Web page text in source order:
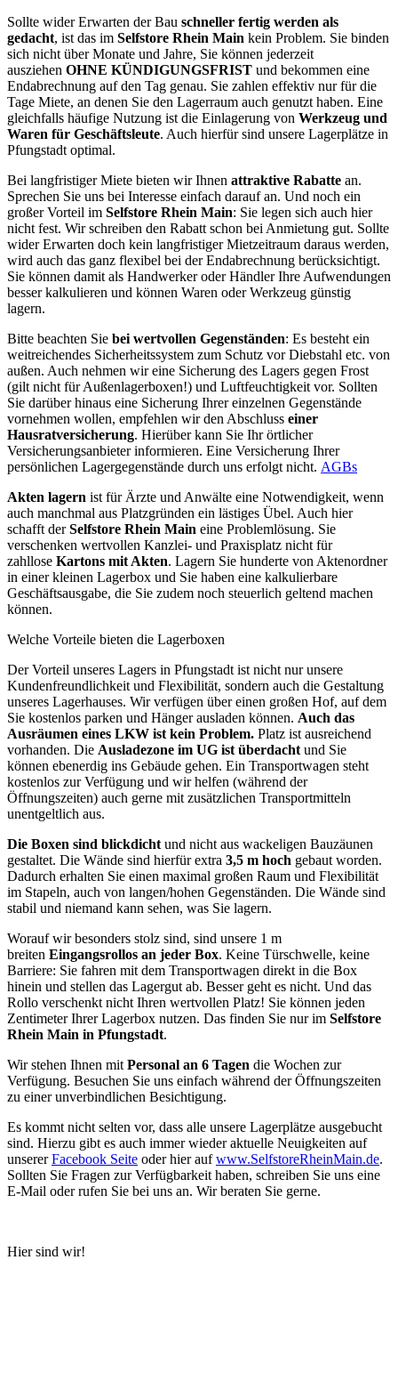
Sollte wider Erwarten der Bau schneller fertig werden als
gedacht, ist das im Selfstore Rhein Main kein Problem. Sie binden
sich nicht über Monate und Jahre, Sie können jederzeit
ausziehen OHNE KÜNDIGUNGSFRIST und bekommen eine
Endabrechnung auf den Tag genau. Sie zahlen effektiv nur für die
Tage Miete, an denen Sie den Lagerraum auch genutzt haben. Eine
gleichfalls häufige Nutzung ist die Einlagerung von Werkzeug und
Waren für Geschäftsleute. Auch hierfür sind unsere Lagerplätze in
Pfungstadt optimal.
Bei langfristiger Miete bieten wir Ihnen attraktive Rabatte an.
Sprechen Sie uns bei Interesse einfach darauf an. Und noch ein
großer Vorteil im Selfstore Rhein Main: Sie legen sich auch hier
nicht fest. Wir schreiben den Rabatt schon bei Anmietung gut. Sollte
wider Erwarten doch kein langfristiger Mietzeitraum daraus werden,
wird auch das ganz flexibel bei der Endabrechnung berücksichtigt.
Sie können damit als Handwerker oder Händler Ihre Aufwendungen
besser kalkulieren und können Waren oder Werkzeug günstig
lagern.
Bitte beachten Sie bei wertvollen Gegenständen: Es besteht ein
weitreichendes Sicherheitssystem zum Schutz vor Diebstahl etc. von
außen. Auch nehmen wir eine Sicherung des Lagers gegen Frost
(gilt nicht für Außenlagerboxen!) und Luftfeuchtigkeit vor. Sollten
Sie darüber hinaus eine Sicherung Ihrer einzelnen Gegenstände
vornehmen wollen, empfehlen wir den Abschluss einer
Hausratversicherung. Hierüber kann Sie Ihr örtlicher
Versicherungsanbieter informieren. Eine Versicherung Ihrer
persönlichen Lagergegenstände durch uns erfolgt nicht. AGBs
Akten lagern ist für Ärzte und Anwälte eine Notwendigkeit, wenn
auch manchmal aus Platzgründen ein lästiges Übel. Auch hier
schafft derSelfstore Rhein Main eine Problemlösung. Sie
verschenken wertvollen Kanzlei- und Praxisplatz nicht für
zahllose Kartons mit Akten. Lagern Sie hunderte von Aktenordner
in einer kleinen Lagerbox und Sie haben eine kalkulierbare
Geschäftsausgabe, die Sie zudem noch steuerlich geltend machen
können.
Welche Vorteile bieten die Lagerboxen
Der Vorteil unseres Lagers in Pfungstadt ist nicht nur unsere
Kundenfreundlichkeit und Flexibilität, sondern auch die Gestaltung
unseres Lagerhauses. Wir verfügen über einen großen Hof, auf dem
Sie kostenlos parken und Hänger ausladen können. Auch das
Ausräumen eines LKW ist kein Problem. Platz ist ausreichend
vorhanden. Die Ausladezone im UG ist überdacht und Sie
können ebenerdig ins Gebäude gehen. Ein Transportwagen steht
kostenlos zur Verfügung und wir helfen (während der
Öffnungszeiten) auch gerne mit zusätzlichen Transportmitteln
unentgeltlich aus.
Die Boxen sind blickdicht und nicht aus wackeligen Bauzäunen
gestaltet. Die Wände sind hierfür extra 3,5 m hoch gebaut worden.
Dadurch erhalten Sie einen maximal großen Raum und Flexibilität
im Stapeln, auch von langen/hohen Gegenständen. Die Wände sind
stabil und niemand kann sehen, was Sie lagern.
Worauf wir besonders stolz sind, sind unsere 1 m
breiten Eingangsrollos an jeder Box. Keine Türschwelle, keine
Barriere: Sie fahren mit dem Transportwagen direkt in die Box
hinein und stellen das Lagergut ab. Besser geht es nicht. Und das
Rollo verschenkt nicht Ihren wertvollen Platz! Sie können jeden
Zentimeter Ihrer Lagerbox nutzen. Das finden Sie nur im Selfstore
Rhein Main in Pfungstadt.
Wir stehen Ihnen mit Personal an 6 Tagen die Wochen zur
Verfügung. Besuchen Sie uns einfach während der Öffnungszeiten
zu einer unverbindlichen Besichtigung.
Es kommt nicht selten vor, dass alle unsere Lagerplätze ausgebucht
sind. Hierzu gibt es auch immer wieder aktuelle Neuigkeiten auf
unsererFacebook Seite oder hier aufwww.SelfstoreRheinMain.de.
Sollten Sie Fragen zur Verfügbarkeit haben, schreiben Sie uns eine
E-Mail oder rufen Sie bei uns an. Wir beraten Sie gerne.
Hier sind wir!